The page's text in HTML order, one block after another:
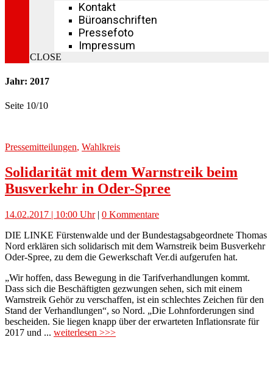
Kontakt
Büroanschriften
Pressefoto
Impressum
CLOSE
Jahr: 2017
Seite 10/10
Pressemitteilungen, Wahlkreis
Solidarität mit dem Warnstreik beim
Busverkehr in Oder-Spree
14.02.2017 | 10:00 Uhr| 0 Kommentare
DIE LINKE Fürstenwalde und der Bundestagsabgeordnete Thomas
Nord erklären sich solidarisch mit dem Warnstreik beim Busverkehr
Oder-Spree, zu dem die Gewerkschaft Ver.di aufgerufen hat.
„Wir hoffen, dass Bewegung in die Tarifverhandlungen kommt.
Dass sich die Beschäftigten gezwungen sehen, sich mit einem
Warnstreik Gehör zu verschaffen, ist ein schlechtes Zeichen für den
Stand der Verhandlungen“, so Nord. „Die Lohnforderungen sind
bescheiden. Sie liegen knapp über der erwarteten Inflationsrate für
2017 und ... weiterlesen >>>